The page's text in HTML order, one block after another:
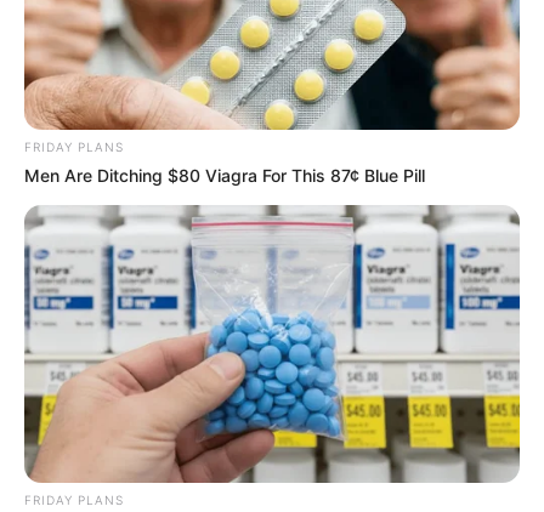
FRIDAY PLANS
Men Are Ditching $80 Viagra For This 87¢ Blue Pill
FRIDAY PLANS